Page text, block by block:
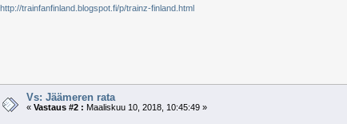
http://trainfanfinland.blogspot.fi/p/trainz-finland.html
Vs: Jäämeren rata
« Vastaus #2 : Maaliskuu 10, 2018, 10:45:49 »